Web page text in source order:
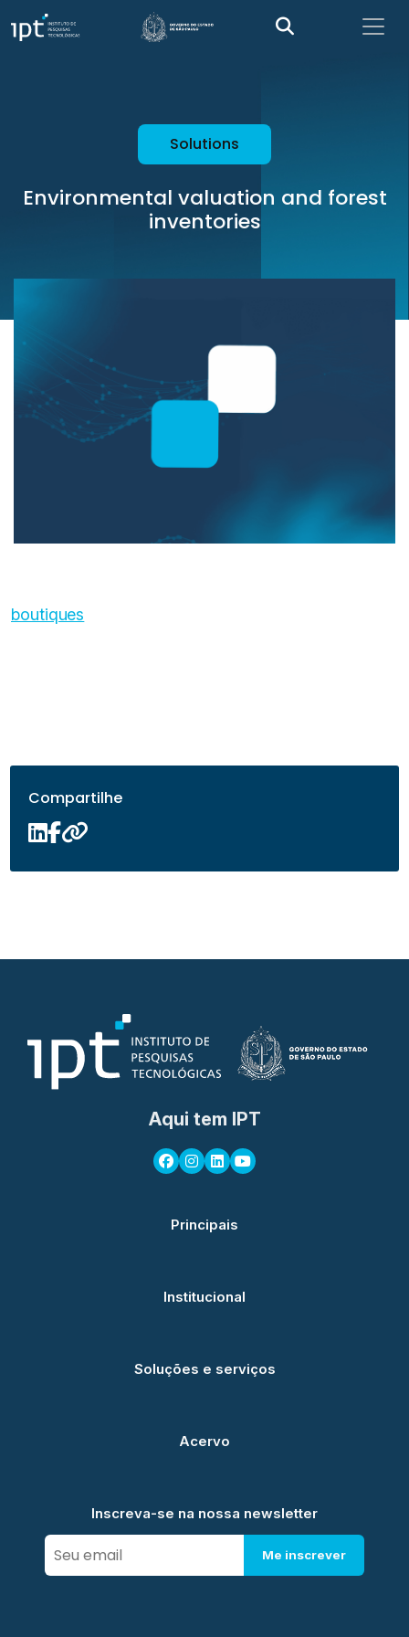
Solutions
Environmental valuation and forest
inventories
boutiques
Compartilhe
Aqui tem IPT
Principais
Institucional
Soluções e serviços
Acervo
Inscreva-se na nossa newsletter
Me inscrever